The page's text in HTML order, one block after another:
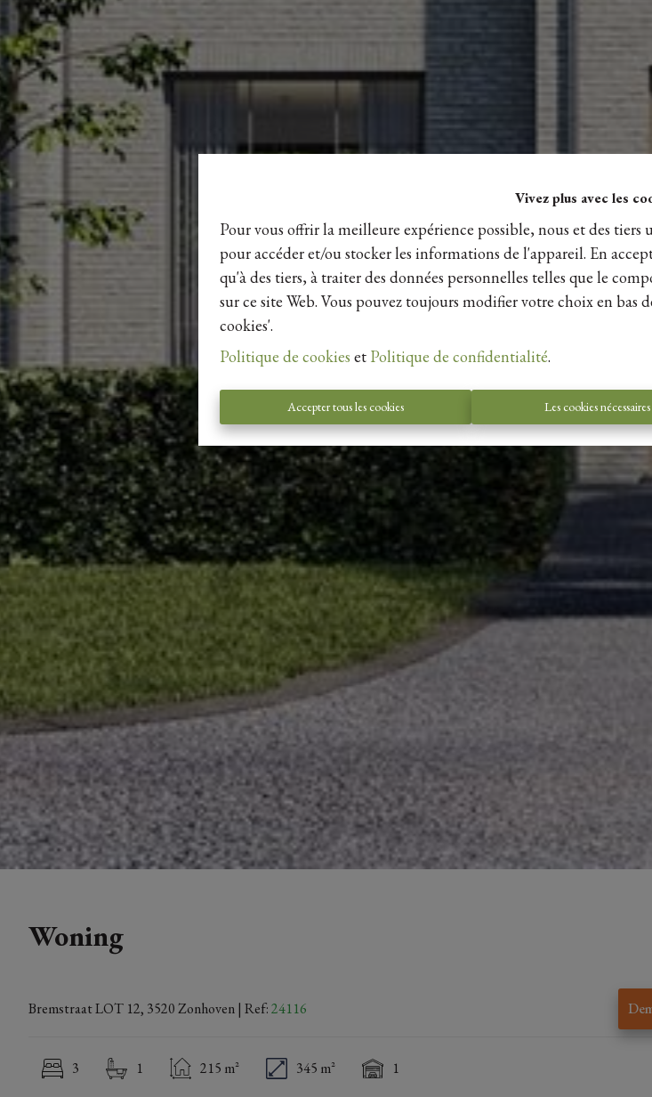
Vivez plus avec les
Pour vous offrir la meilleure expérience possible, nous et des tiers
pour accéder et/ou stocker les informations de l'appareil. En
qu'à des tiers, à traiter des données personnelles telles que le
sur ce site Web. Vous pouvez toujours modifier votre choix en bas
cookies'.
Politique de cookies et Politique de confidentialité.
Accepter tous les cookies Les cookies nécessaires
Woning
Bremstraat LOT 12, 3520 Zonhoven| Ref:24116
3 1 215 m² 345 m² 1